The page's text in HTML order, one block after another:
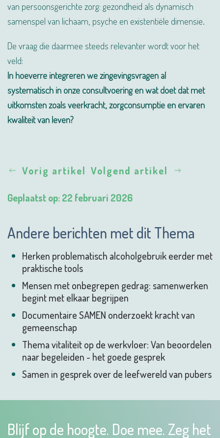
van persoonsgerichte zorg: gezondheid als dynamisch
samenspel van lichaam, psyche en existentiële dimensie.
De vraag die daarmee steeds relevanter wordt voor het
veld:
In hoeverre integreren we zingevingsvragen al
systematisch in onze consultvoering en wat doet dat met
uitkomsten zoals veerkracht, zorgconsumptie en ervaren
kwaliteit van leven?
Vorig artikel Volgend artikel
Geplaatst op: 22 februari 2026
Andere berichten met dit Thema
Herken problematisch alcoholgebruik eerder met
praktische tools
Mensen met onbegrepen gedrag: samenwerken
begint met elkaar begrijpen
Documentaire SAMEN onderzoekt kracht van
gemeenschap
Thema vitaliteit op de werkvloer: Van beoordelen
naar begeleiden - het goede gesprek
Samen in gesprek over de leefwereld van pubers
Blijf op de hoogte. Doe mee. Zeg het